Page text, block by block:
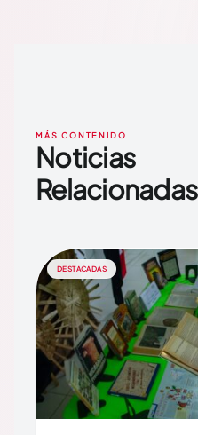
MÁS CONTENIDO
Noticias
Relacionadas
DESTACADAS